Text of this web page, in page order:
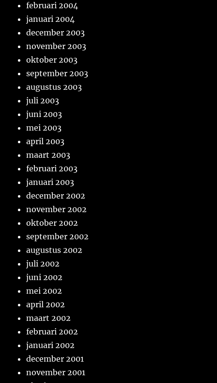
februari 2004
januari 2004
december 2003
november 2003
oktober 2003
september 2003
augustus 2003
juli 2003
juni 2003
mei 2003
april 2003
maart 2003
februari 2003
januari 2003
december 2002
november 2002
oktober 2002
september 2002
augustus 2002
juli 2002
juni 2002
mei 2002
april 2002
maart 2002
februari 2002
januari 2002
december 2001
november 2001